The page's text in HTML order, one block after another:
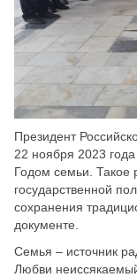
Президент
22 ноября 2023
Годом семьи. Такое
государственной
сохранения
документе.
Семья – источник
Любви